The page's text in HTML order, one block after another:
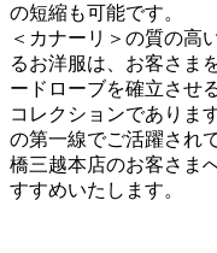
の短縮も可能です。
＜カナーリ＞の質の高
るお洋服は、お客さま
ードローブを確立させ
コレクションでありま
の第一線でご活躍され
橋三越本店のお客さま
すすめいたします。